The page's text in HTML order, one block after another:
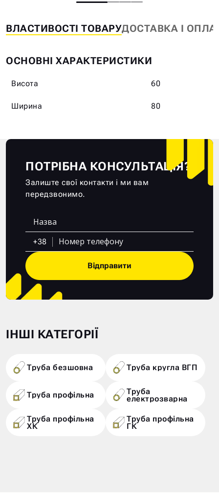
ВЛАСТИВОСТІ ТОВАРУДОСТАВКА І
ОСНОВНІ ХАРАКТЕРИСТИКИ
Висота 60
Ширина 80
ПОТРІБНА КОНСУЛЬТАЦІЯ?
Залиште свої контакти і ми вам
передзвонимо.
+38
Відправити
ІНШІ КАТЕГОРІЇ
Труба безшовна Труба кругла ВГП
Труба профільна Труба
електрозварна
Труба профільна
ХК
Труба профільна
ГК